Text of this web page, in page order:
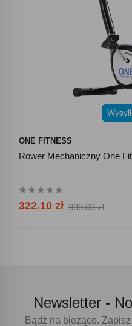
ONE FITNESS
Rower Mechaniczny One
322.10 zł 339.00 zł
Newsletter -
Bądź na bieżąco.